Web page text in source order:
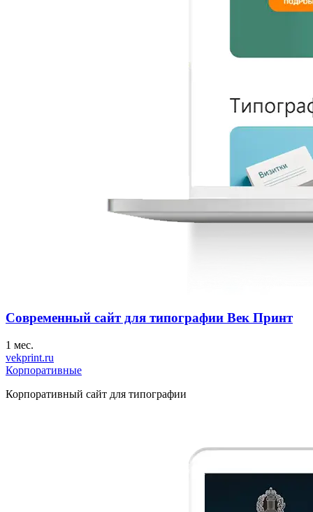
Современный сайт для типографии Век Принт
1 мес.
vekprint.ru
Корпоративные
Корпоративный сайт для типографии